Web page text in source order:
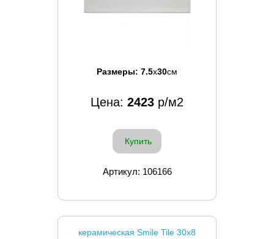
Размеры: 7.5x30см
Цена: 2423 р/м2
Купить
Артикул: 106166
керамическая Smile Tile 30x8